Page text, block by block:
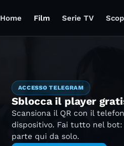
Home Film Serie TV
ACCESSO TELEGRAM
Sblocca il player
Scansiona il QR con il
dispositivo. Fai tutto nel
parte qui da solo.